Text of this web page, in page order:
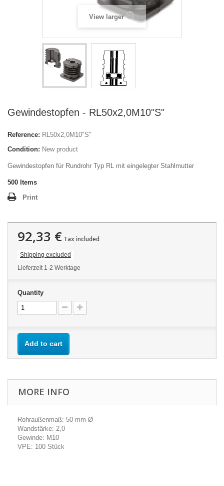
View larger
Gewindestopfen - RL50x2,0M10"S"
Reference: RL50x2,0M10"S"
Condition: New product
Gewindestopfen für Rundrohr Typ RL mit eingelegter Stahlmutter
500 Items
Print
92,33 € Tax included
Shipping excluded
Lieferzeit 1-2 Werktage
Quantity
Add to cart
MORE INFO
Rohraußenmaß: 50 mm Ø
Wandstärke: 2,0
Gewinde: M10
VPE: 100 Stück